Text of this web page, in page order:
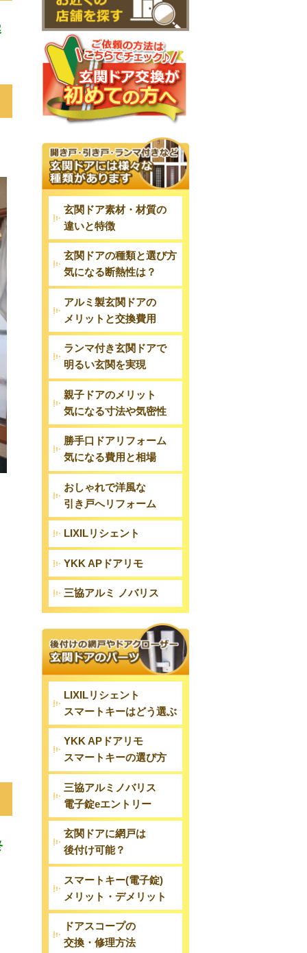
玄関ドア素材・材質の
違いと特徴
玄関ドアの種類と選び方
気になる断熱性は？
アルミ製玄関ドアの
メリットと交換費用
ランマ付き玄関ドアで
明るい玄関を実現
親子ドアのメリット
気になる寸法や気密性
勝手口ドアリフォーム
気になる費用と相場
おしゃれで洋風な
引き戸へリフォーム
LIXILリシェント
YKK APドアリモ
三協アルミ ノバリス
LIXILリシェント
スマートキーはどう選ぶ
YKK APドアリモ
スマートキーの選び方
三協アルミノバリス
電子錠eエントリー
玄関ドアに網戸は
後付け可能？
スマートキー(電子錠)
メリット・デメリット
ドアスコープの
交換・修理方法